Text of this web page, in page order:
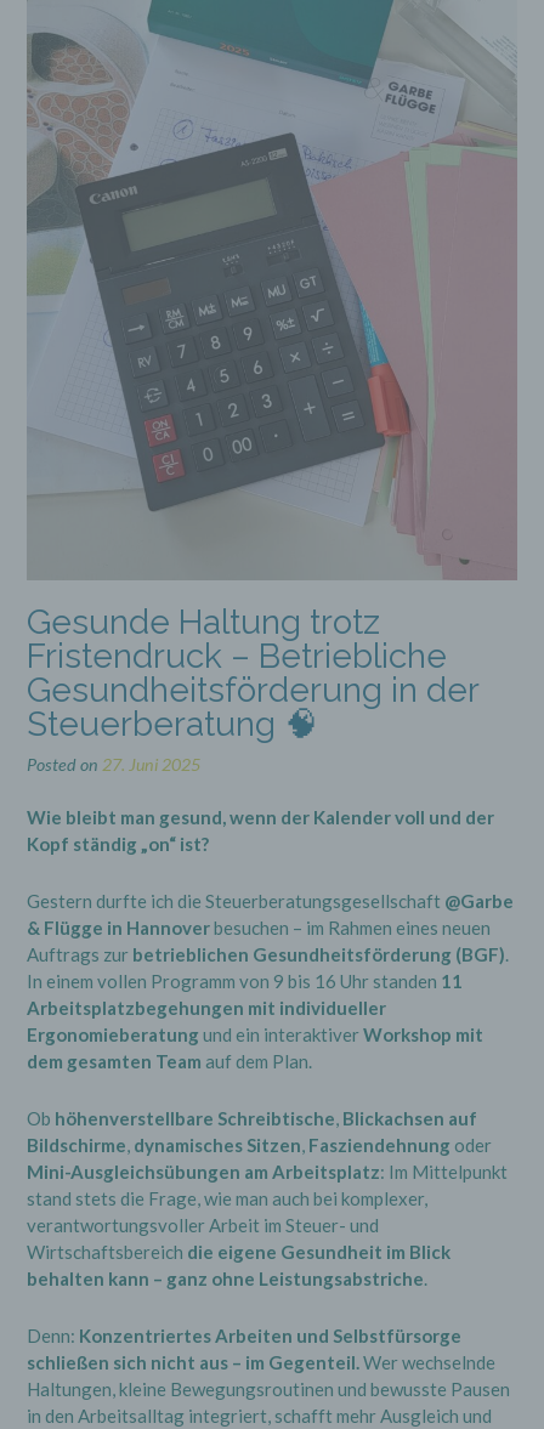
Gesunde Haltung trotz
Fristendruck – Betriebliche
Gesundheitsförderung in der
Steuerberatung 🧠
Posted on 27. Juni 2025
Wie bleibt man gesund, wenn der Kalender voll und der
Kopf ständig „on“ ist?
Gestern durfte ich die Steuerberatungsgesellschaft @Garbe
& Flügge in Hannoverbesuchen – im Rahmen eines neuen
Auftrags zur betrieblichen Gesundheitsförderung (BGF).
In einem vollen Programm von 9 bis 16 Uhr standen 11
Arbeitsplatzbegehungen mit individueller
Ergonomieberatung und ein interaktiverWorkshop mit
dem gesamten Team auf dem Plan.
Ob höhenverstellbare Schreibtische, Blickachsen auf
Bildschirme, dynamisches Sitzen, Fasziendehnung oder
Mini-Ausgleichsübungen am Arbeitsplatz: Im Mittelpunkt
stand stets die Frage, wie man auch bei komplexer,
verantwortungsvoller Arbeit im Steuer- und
Wirtschaftsbereich die eigene Gesundheit im Blick
behalten kann – ganz ohne Leistungsabstriche.
Denn: Konzentriertes Arbeiten und Selbstfürsorge
schließen sich nicht aus – im Gegenteil.Wer wechselnde
Haltungen, kleine Bewegungsroutinen und bewusste Pausen
in den Arbeitsalltag integriert, schafft mehr Ausgleich und